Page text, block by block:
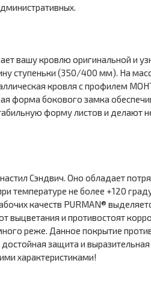
вашу кровлю оригинальной и
(350/400 мм). На
кровля с профилем
форма бокового замка
форму листов и делают
Сэндвич. Оно обладает
температуре не более +120
качеств PURMAN®
и противостоят
реже. Данное покрытие
защита и выразительная
характеристиками!